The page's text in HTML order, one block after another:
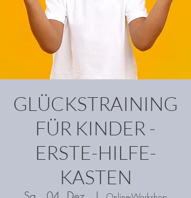
GLÜCKSTRAINING
FÜR KINDER -
ERSTE-HILFE-
KASTEN